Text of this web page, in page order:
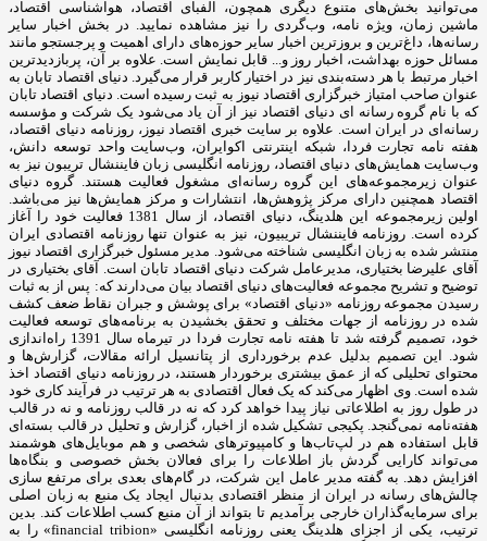
می‌توانید بخش‌های متنوع دیگری همچون، الفبای اقتصاد، هواشناسی اقتصاد،
ماشین زمان، ویژه نامه، وب‌گردی را نیز مشاهده نمایید. در بخش اخبار سایر
رسانه‌ها، داغ‌ترین و بروزترین اخبار سایر حوزه‌های دارای اهمیت و پرجستجو مانند
مسائل حوزه بهداشت، اخبار روز و... قابل نمایش است. علاوه بر آن، پربازدیدترین
اخبار مرتبط با هر دسته‌بندی نیز در اختیار کاربر قرار می‌گیرد. دنیای اقتصاد تابان به
عنوان صاحب امتیاز خبرگزاری اقتصاد نیوز به ثبت رسیده است. دنیای اقتصاد تابان
که با نام گروه رسانه ای دنیای اقتصاد نیز از آن یاد می‌شود یک شرکت و مؤسسه
رسانه‌ای در ایران است. علاوه بر سایت خبری اقتصاد نیوز، روزنامه دنیای اقتصاد،
هفته ‌نامه تجارت فردا، شبکه اینترنتی اکوایران، وب‌سایت واحد توسعه دانش،
وب‌سایت همایش‌های دنیای اقتصاد، روزنامه انگلیسی ‌زبان فایننشال تریبون نیز به
عنوان زیرمجموعه‌های این گروه رسانه‌ای مشغول فعالیت هستند. گروه دنیای
اقتصاد همچنین دارای مرکز پژوهش‌ها، انتشارات و مرکز همایش‌ها نیز می‌باشد.
اولین زیرمجموعه این هلدینگ، دنیای اقتصاد، از سال 1381 فعالیت خود را آغاز
کرده است. روزنامه فایننشال تریبیون، نیز به عنوان تنها روزنامه اقتصادی ایران
منتشر شده به زبان انگلیسی شناخته می‌شود. مدیر مسئول خبرگزاری اقتصاد نیوز
آقای علیرضا بختیاری، مدیرعامل شرکت دنیای اقتصاد تابان است. آقای بختیاری در
توضیح و تشریح مجموعه فعالیت‌های دنیای اقتصاد بیان می‌دارند که: پس از به ثبات
رسیدن مجموعه روزنامه «دنیای اقتصاد» برای پوشش و جبران نقاط ضعف کشف
شده در روزنامه از جهات مختلف و تحقق بخشیدن به برنامه‌های توسعه فعالیت
خود، تصمیم گرفته شد تا هفته نامه تجارت فردا در تیرماه سال 1391 راه‌اندازی
شود. این تصمیم بدلیل عدم برخورداری از پتانسیل ارائه مقالات، گزارش‌ها و
محتوای تحلیلی که از عمق بیشتری برخوردار هستند، در روزنامه دنیای اقتصاد اخذ
شده است. وی اظهار می‌کند که یک فعال اقتصادی به هر ترتیب در فرآیند کاری خود
در طول روز به اطلاعاتی نیاز پیدا خواهد کرد که نه در قالب روزنامه و نه در قالب
هفته‌نامه نمی‌گنجد. پکیجی تشکیل شده از اخبار، گزارش و تحلیل در قالب بسته‌ای
قابل استفاده هم در لپ‌تاب‌ها و کامپیوترهای شخصی و هم موبایل‌های هوشمند
می‌تواند کارایی گردش باز اطلاعات را برای فعالان بخش خصوصی و بنگاه‌ها
افزایش دهد. به گفته مدیر عامل این شرکت، در گام‌های بعدی برای مرتفع سازی
چالش‌های رسانه در ایران از منظر اقتصادی بدنبال ایجاد یک منبع به زبان اصلی
برای سرمایه‌گذاران خارجی برآمدیم تا بتواند از آن منبع کسب اطلاعات کند. بدین
ترتیب، یکی از اجزای هلدینگ یعنی روزنامه انگلیسی «financial tribion» را به